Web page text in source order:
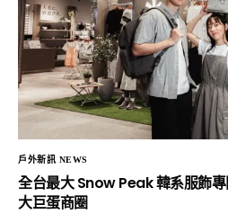
戶外新訊 NEWS
全台最大 Snow Peak 韓系服飾
大巨蛋商圈